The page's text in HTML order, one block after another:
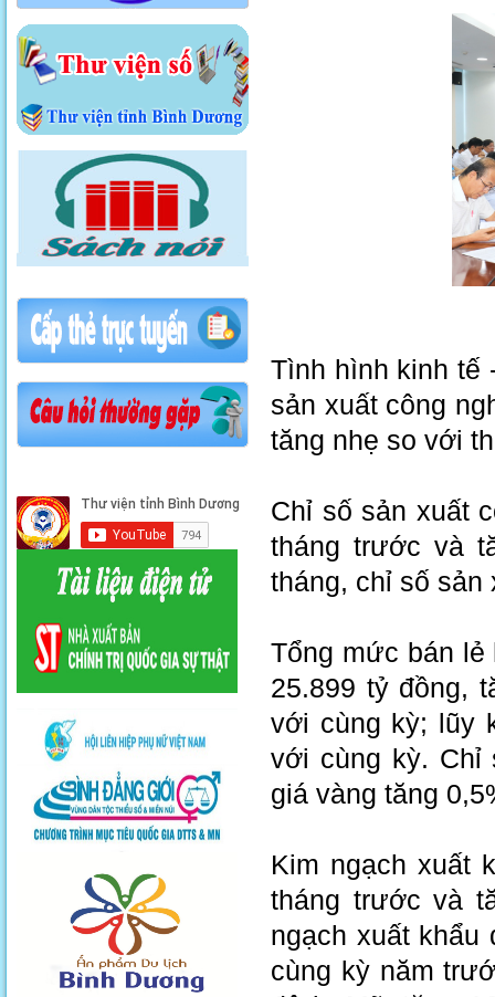
Tình hình kinh tế
sản xuất công
tăng nhẹ so với
Chỉ số sản xuất
tháng trước và
tháng, chỉ số
Tổng mức bán lẻ
25.899 tỷ đồng,
với cùng kỳ; lũy
với cùng kỳ. Chỉ
giá vàng tăng
Kim ngạch xuất
tháng trước và
ngạch xuất khẩu
cùng kỳ năm